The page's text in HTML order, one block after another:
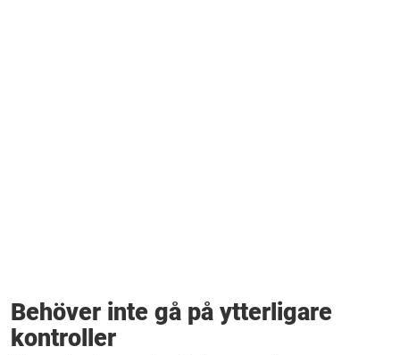
Behöver inte gå på ytterligare
kontroller